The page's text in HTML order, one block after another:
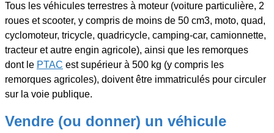
Tous les véhicules terrestres à moteur (voiture particulière, 2
roues et scooter, y compris de moins de 50 cm3, moto, quad,
cyclomoteur, tricycle, quadricycle, camping-car, camionnette,
tracteur et autre engin agricole), ainsi que les remorques
dont le PTAC est supérieur à 500 kg (y compris les
remorques agricoles), doivent être immatriculés pour circuler
sur la voie publique.
Vendre (ou donner) un véhicule